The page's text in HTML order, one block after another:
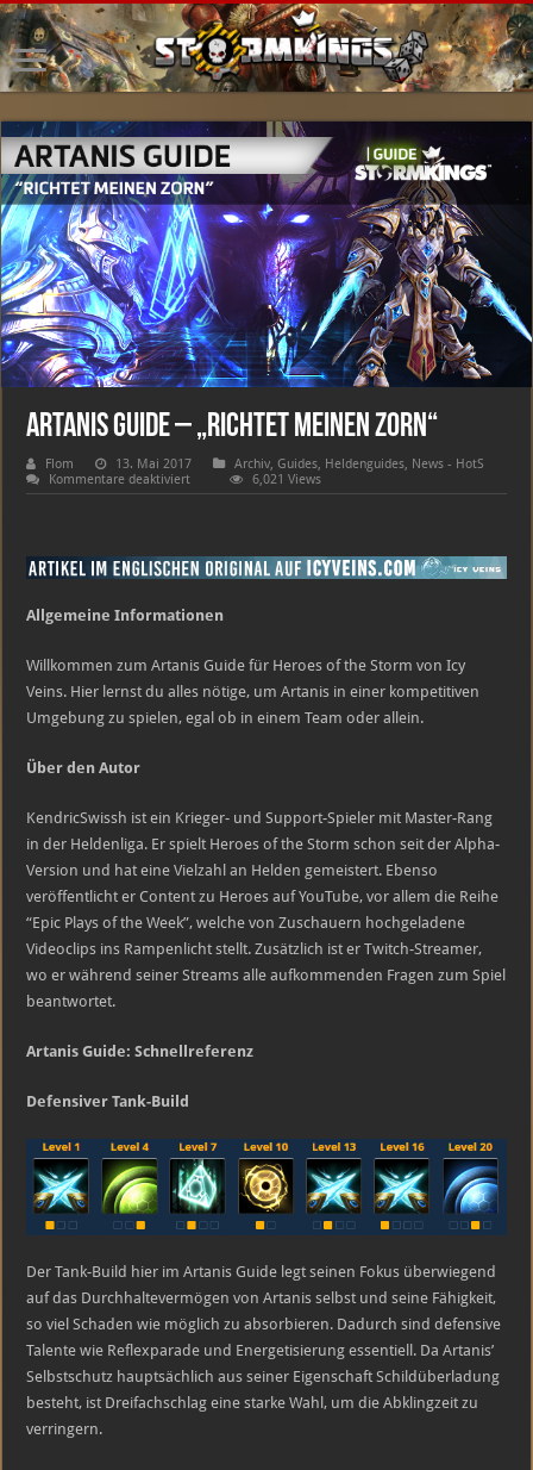
Artanis Guide – „Richtet meinen Zorn“
Flom 13. Mai 2017 Archiv,Guides, Heldenguides, News - HotS
Kommentare deaktiviertfür
Artanis
meinen
Zorn“
6,021 Views
Allgemeine Informationen
Willkommen zum Artanis Guide für Heroes of the Storm von Icy
Veins. Hier lernst du alles nötige, um Artanis in einer kompetitiven
Umgebung zu spielen, egal ob in einem Team oder allein.
Über den Autor
KendricSwissh ist ein Krieger- und Support-Spieler mit Master-Rang
in der Heldenliga. Er spielt Heroes of the Storm schon seit der Alpha-
Version und hat eine Vielzahl an Helden gemeistert. Ebenso
veröffentlicht er Content zu Heroes auf YouTube, vor allem die Reihe
“Epic Plays of the Week”, welche von Zuschauern hochgeladene
Videoclips ins Rampenlicht stellt. Zusätzlich ist er Twitch-Streamer,
wo er während seiner Streams alle aufkommenden Fragen zum Spiel
beantwortet.
Artanis Guide: Schnellreferenz
Defensiver Tank-Build
Der Tank-Build hier im Artanis Guide legt seinen Fokus überwiegend
auf das Durchhaltevermögen von Artanis selbst und seine Fähigkeit,
so viel Schaden wie möglich zu absorbieren. Dadurch sind defensive
Talente wie Reflexparade und Energetisierung essentiell. Da Artanis’
Selbstschutz hauptsächlich aus seiner Eigenschaft Schildüberladung
besteht, ist Dreifachschlag eine starke Wahl, um die Abklingzeit zu
verringern.